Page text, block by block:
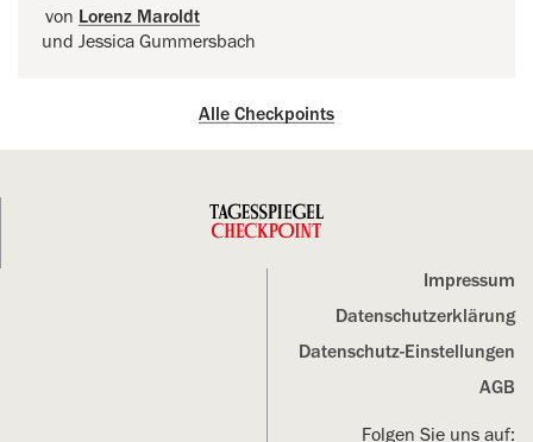
von Lorenz Maroldt
und Jessica Gummersbach
Alle Checkpoints
Impressum
Datenschutz­erklärung
Datenschutz-Einstellungen
AGB
Folgen Sie uns auf: